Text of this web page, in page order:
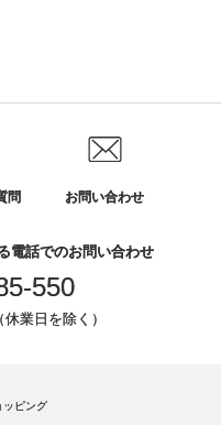
問 お問い合わせ
電話でのお問い合わせ
550
業日を除く）
ッピング